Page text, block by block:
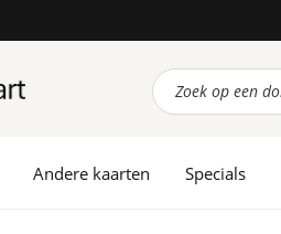
Producten
zoeken
Andere kaarten Specials